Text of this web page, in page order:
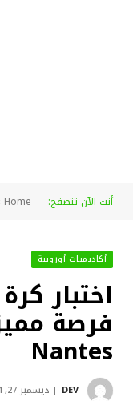
أنت الآن تتصفح: Home
أكاديميات أوروبية
اختبار
Nantes
DEV ديسمبر 27, 2024